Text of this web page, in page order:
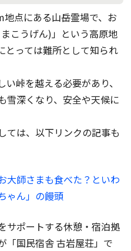
地点にある山岳霊場で、お
こうげん)」という高原地
とっては難所として知られ
峠を越える必要があり、
雪深くなり、安全や天候に
は、以下リンクの記事も
大師さまも食べた？といわ
ゃん」の饅頭
サポートする休憩・宿泊拠
「国民宿舎 古岩屋荘」で